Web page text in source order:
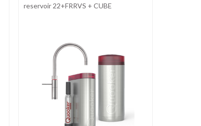
reservoir 22+FRRVS + CUBE